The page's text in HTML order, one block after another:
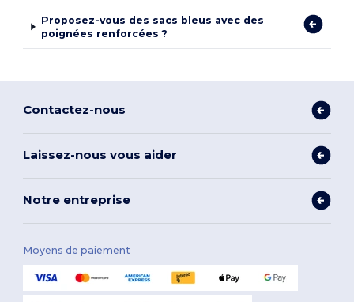
Proposez-vous des sacs bleus avec des
poignées renforcées ?
Contactez-nous
Laissez-nous vous aider
Notre entreprise
Moyens de paiement